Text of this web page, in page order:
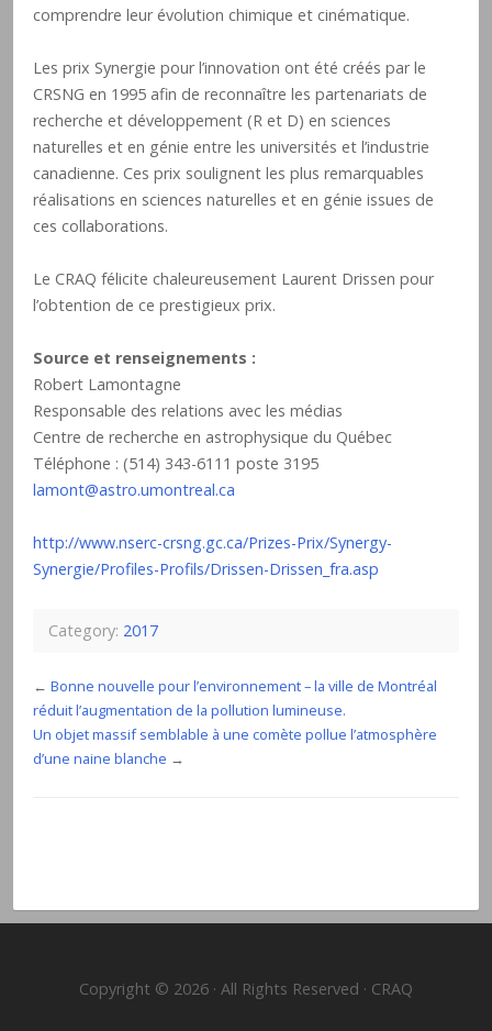
comprendre leur évolution chimique et cinématique.
Les prix Synergie pour l’innovation ont été créés par le
CRSNG en 1995 afin de reconnaître les partenariats de
recherche et développement (R et D) en sciences
naturelles et en génie entre les universités et l’industrie
canadienne. Ces prix soulignent les plus remarquables
réalisations en sciences naturelles et en génie issues de
ces collaborations.
Le CRAQ félicite chaleureusement Laurent Drissen pour
l’obtention de ce prestigieux prix.
Source et renseignements :
Robert Lamontagne
Responsable des relations avec les médias
Centre de recherche en astrophysique du Québec
Téléphone : (514) 343-6111 poste 3195
lamont@astro.umontreal.ca
http://www.nserc-crsng.gc.ca/Prizes-Prix/Synergy-
Synergie/Profiles-Profils/Drissen-Drissen_fra.asp
Category: 2017
← Bonne nouvelle pour l’environnement – la ville de Montréal
réduit l’augmentation de la pollution lumineuse.
Un objet massif semblable à une comète pollue l’atmosphère
d’une naine blanche →
Copyright © 2026 · All Rights Reserved · CRAQ